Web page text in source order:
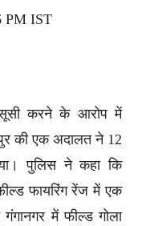
PM IST
करने के आरोप में
की एक अदालत ने 12
पुलिस ने कहा कि
फायरिंग रेंज में एक
गंगानगर में फील्ड गोला